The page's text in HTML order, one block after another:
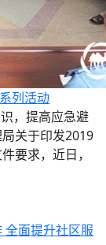
列活动
，提高应急避
关于印发2019
要求，近日，
全面提升社区服